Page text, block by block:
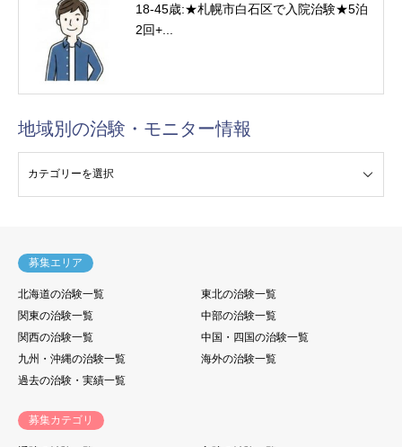
18-45歳:★札幌市白石区で入院治験★5泊
2回+...
地域別の治験・モニター情報
募集エリア
北海道の治験一覧
東北の治験一覧
関東の治験一覧
中部の治験一覧
関西の治験一覧
中国・四国の治験一覧
九州・沖縄の治験一覧
海外の治験一覧
過去の治験・実績一覧
募集カテゴリ